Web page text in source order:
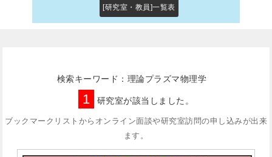
[研究室・教員]一覧表
検索キーワード：理論プラズマ物理学
1 研究室が該当しました。
ブックマークリストからオンライン面談や研究室訪問の申し込みが出来
ます。